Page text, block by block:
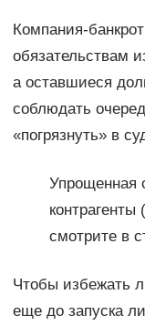
Компания-
обязательствам
а оставшиеся
соблюдать
«погрязнуть» в
Упрощенная
контрагенты
смотрите в
Чтобы избежать
еще до запуска